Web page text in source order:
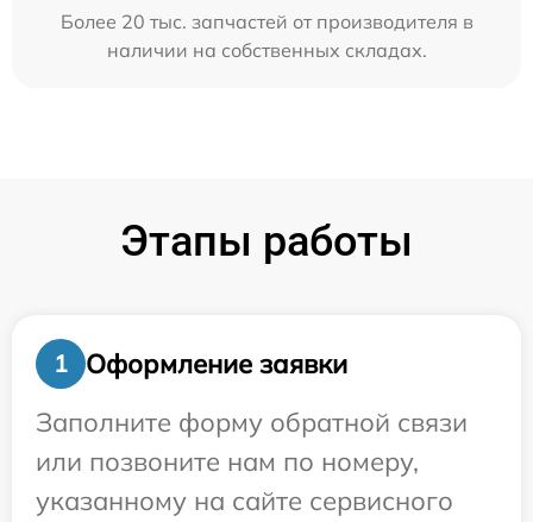
Более 20 тыс. запчастей от производителя в
наличии на собственных складах.
Этапы работы
1
Оформление заявки
Заполните форму обратной связи
или позвоните нам по номеру,
указанному на сайте сервисного